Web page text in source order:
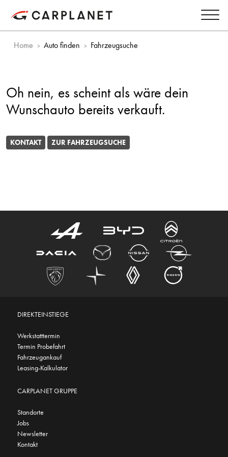
Home Auto finden Fahrzeugsuche
Oh nein, es scheint als wäre dein
Wunschauto bereits verkauft.
KONTAKT ZUR FAHRZEUGSUCHE
DIREKTEINSTIEGE
Werkstatttermin
Termin Probefahrt
Fahrzeugankauf
Leasing-Kalkulator
CARPLANET GRUPPE
Standorte
Jobs
Newsletter
Kontakt